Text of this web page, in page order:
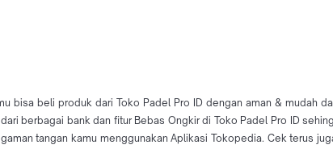
bisa beli produk dari Toko Padel Pro ID dengan aman & mudah
berbagai bank dan fitur Bebas Ongkir di Toko Padel Pro ID
tangan kamu menggunakan Aplikasi Tokopedia. Cek terus